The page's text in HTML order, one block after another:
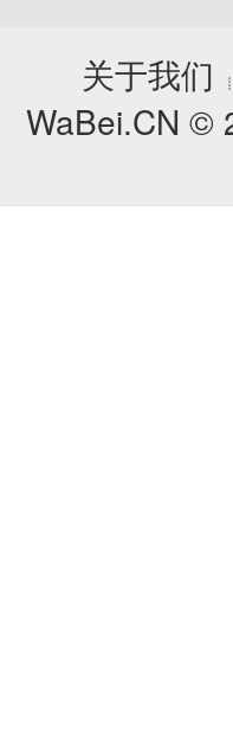
关于我们
┊
WaBei.CN ©